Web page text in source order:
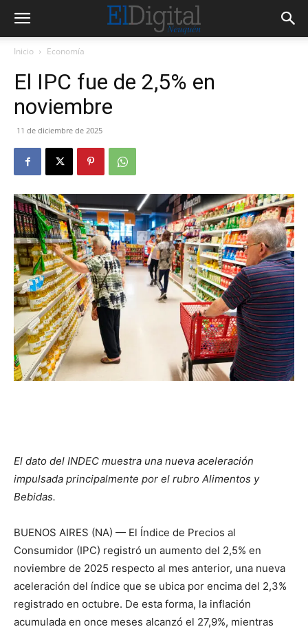
Inicio Economía
El IPC fue de 2,5% en
noviembre
11 de diciembre de 2025
El dato del INDEC muestra una nueva aceleración
impulsada principalmente por el rubro Alimentos y
Bebidas.
BUENOS AIRES (NA) — El Índice de Precios al
Consumidor (IPC) registró un aumento del 2,5% en
noviembre de 2025 respecto al mes anterior, una nueva
aceleración del índice que se ubica por encima del 2,3%
registrado en octubre. De esta forma, la inflación
acumulada en once meses alcanzó el 27,9%, mientras